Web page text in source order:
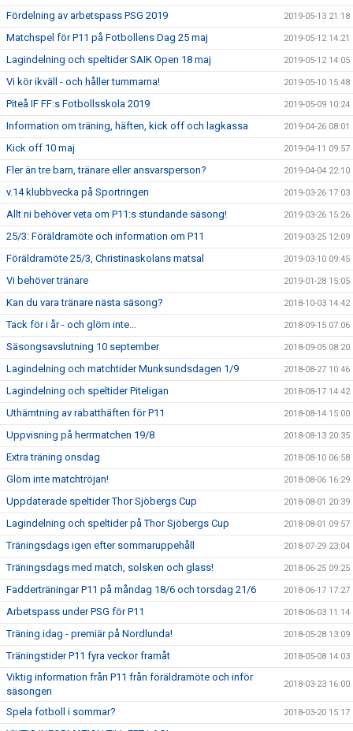
Fördelning av arbetspass PSG 2019 2019-05-13 21:18
Matchspel för P11 på Fotbollens Dag 25 maj 2019-05-12 14:21
Lagindelning och speltider SAIK Open 18 maj 2019-05-12 14:05
Vi kör ikväll - och håller tummarna! 2019-05-10 15:48
Piteå IF FF:s Fotbollsskola 2019 2019-05-09 10:24
Information om träning, häften, kick off och lagkassa 2019-04-26 08:01
Kick off 10 maj 2019-04-11 09:57
Fler än tre barn, tränare eller ansvarsperson? 2019-04-04 22:10
v.14 klubbvecka på Sportringen 2019-03-26 17:03
Allt ni behöver veta om P11:s stundande säsong! 2019-03-26 15:26
25/3: Föräldramöte och information om P11 2019-03-25 12:09
Föräldramöte 25/3, Christinaskolans matsal 2019-03-10 09:45
Vi behöver tränare 2019-01-28 15:05
Kan du vara tränare nästa säsong? 2018-10-03 14:42
Tack för i år - och glöm inte... 2018-09-15 07:06
Säsongsavslutning 10 september 2018-09-05 08:20
Lagindelning och matchtider Munksundsdagen 1/9 2018-08-27 10:46
Lagindelning och speltider Piteligan 2018-08-17 14:42
Uthämtning av rabatthäften för P11 2018-08-14 15:00
Uppvisning på herrmatchen 19/8 2018-08-13 20:35
Extra träning onsdag 2018-08-10 06:58
Glöm inte matchtröjan! 2018-08-06 16:29
Uppdaterade speltider Thor Sjöbergs Cup 2018-08-01 20:39
Lagindelning och speltider på Thor Sjöbergs Cup 2018-08-01 09:57
Träningsdags igen efter sommaruppehåll 2018-07-29 23:04
Träningsdags med match, solsken och glass! 2018-06-25 09:25
Fadderträningar P11 på måndag 18/6 och torsdag 21/6 2018-06-17 17:27
Arbetspass under PSG för P11 2018-06-03 11:14
Träning idag - premiär på Nordlunda! 2018-05-28 13:09
Träningstider P11 fyra veckor framåt 2018-05-08 14:03
Viktig information från P11 från föräldramöte och inför
säsongen
2018-03-23 16:00
Spela fotboll i sommar? 2018-03-20 15:17